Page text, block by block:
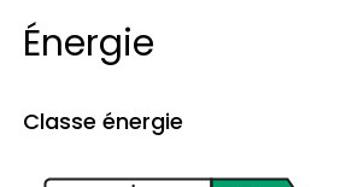
Énergie
Classe énergie